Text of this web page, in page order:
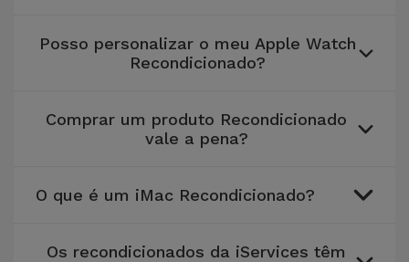
Outras
Ver
para
Telemóvel
Bolsas e
Posso personalizar o meu Apple Watch
Recondicionado?
Comprar um produto Recondicionado
vale a pena?
O que é um iMac Recondicionado?
Os recondicionados da iServices têm